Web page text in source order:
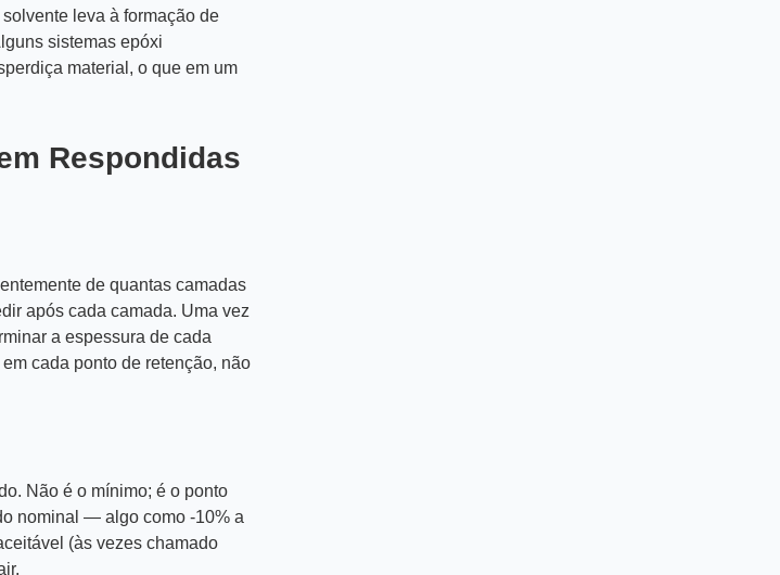
leva à formação de
sistemas epóxi
material, o que em um
Respondidas
de quantas camadas
após cada camada. Uma vez
a espessura de cada
cada ponto de retenção, não
Não é o mínimo; é o ponto
nominal — algo como -10% a
(às vezes chamado